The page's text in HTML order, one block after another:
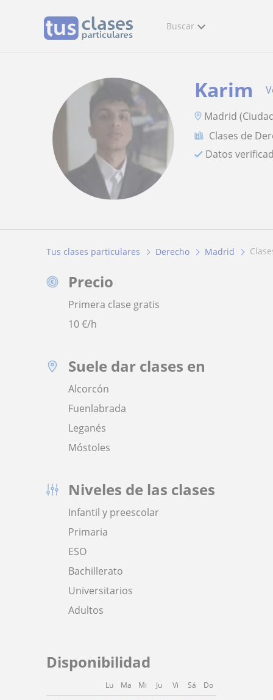
Buscar
Karim
Madrid
Clases de
Datos
Tus clases particulares Derecho Madrid
Precio
Primera clase gratis
10€/h
Suele dar clases en
Alcorcón
Fuenlabrada
Leganés
Móstoles
Niveles de las clases
Infantil y preescolar
Primaria
ESO
Bachillerato
Universitarios
Adultos
Disponibilidad
Lu Ma Mi Ju Vi Sá Do